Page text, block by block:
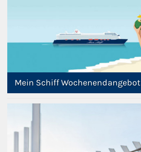
Kreuzfahrt-Quiz
Reiseversicherungen
Flug buchen
Kreuzfahrt-Themen
Mein Schiff Wochenendangebot